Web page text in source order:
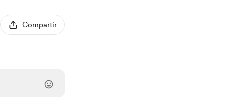
Compartir